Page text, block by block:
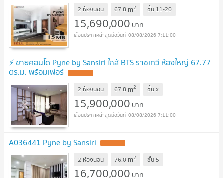
2 ห้องนอน 67.8 m2 ชั้น 11-20
15,690,000 บาท
08/08/2026 7:11:00
⚡ ขายคอนโด Pyne by Sansiri ใกล้ BTS ราชเทวี ห้องใหญ่ 67.77
ตร.ม. พร้อมเฟอร์
2 ห้องนอน 67.8 m2 ชั้นx
15,900,000 บาท
08/08/2026 7:11:00
A036441 Pyne by Sansiri
2 ห้องนอน 76.0 m2 ชั้น 5
16,700,000 บาท